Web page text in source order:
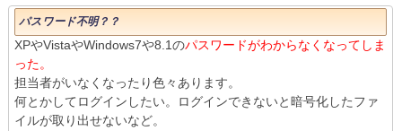
パスワード不明？？
XPやVistaやWindows7や8.1のパスワードがわからなくなってしま
った。
担当者がいなくなったり色々あります。
何とかしてログインしたい。ログインできないと暗号化したファ
イルが取り出せないなど。